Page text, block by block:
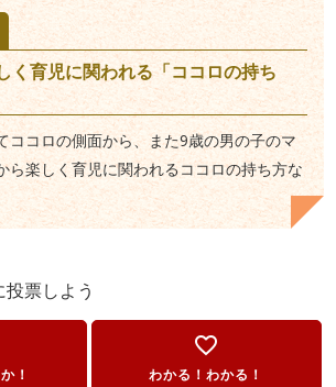
く育児に関われる「ココロの持ち
ココロの側面から、また9歳の男の子のマ
ら楽しく育児に関われるココロの持ち方な
投票しよう
！
favorite_border
わかる！わかる！